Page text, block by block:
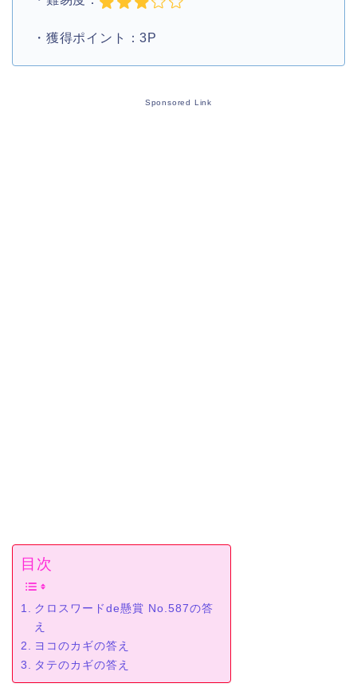
・獲得ポイント：3P
Sponsored Link
目次
クロスワードde懸賞 No.587の答
え
ヨコのカギの答え
タテのカギの答え